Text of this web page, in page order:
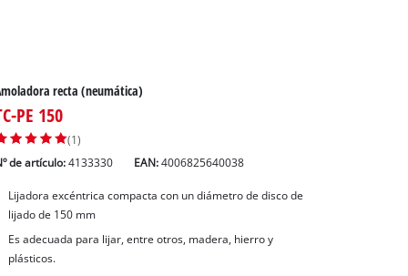
recta (neumática)
PE 150
(1)
de artículo: 4133330 EAN:4006825640038
Lijadora excéntrica compacta con un diámetro de disco de
lijado de 150 mm
Es adecuada para lijar, entre otros, madera, hierro y
plásticos.